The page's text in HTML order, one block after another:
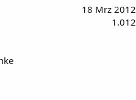
18 Mrz 2012
1.012